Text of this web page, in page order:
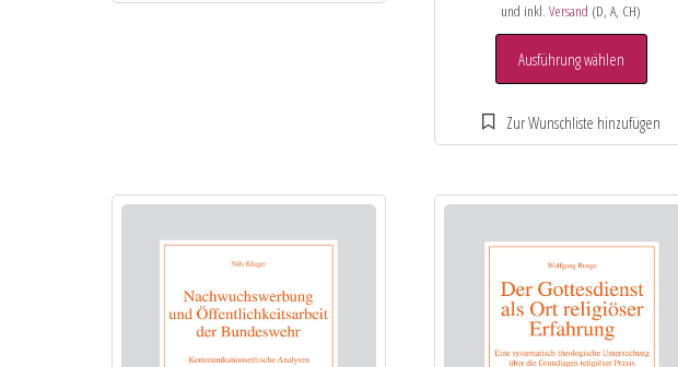
und inkl.Versand (D, A, CH)
Ausführung wählen